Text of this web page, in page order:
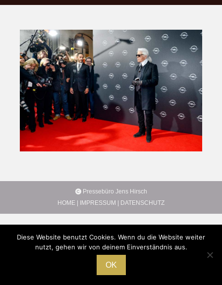
Pressebüro Jens Hirsch
HOME | IMPRESSUM | DATENSCHUTZ
Diese Website benutzt Cookies. Wenn du die Website weiter
nutzt, gehen wir von deinem Einverständnis aus.
OK